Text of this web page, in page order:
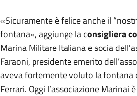
«Sicuramente è felice anche il
fontana», aggiunge la consigliera
Marina Militare Italiana e socia
Faraoni, presidente emerito
aveva fortemente voluto la fontana
Ferrari. Oggi l’associazione